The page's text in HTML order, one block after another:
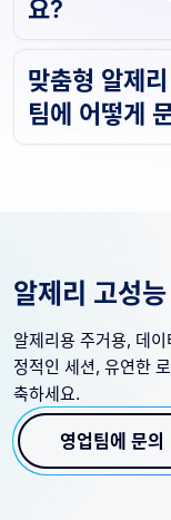
요?
맞춤형 알제
팀에 어떻게
알제리 고성
알제리용 주거용, 데
정적인 세션, 유연한
축하세요.
영업팀에 문의